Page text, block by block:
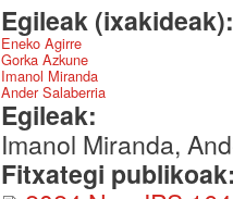
Egileak
Eneko Agirre
Gorka Azkune
Imanol Miranda
Ander Salaberria
Egileak:
Imanol Miranda,
Fitxategi